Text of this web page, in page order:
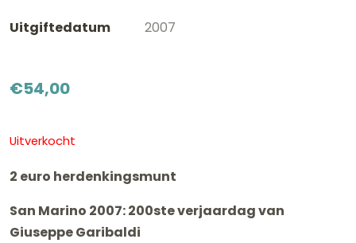
Uitgiftedatum 2007
€54,00
Uitverkocht
2 euro herdenkingsmunt
San Marino 2007: 200ste verjaardag van
Giuseppe Garibaldi